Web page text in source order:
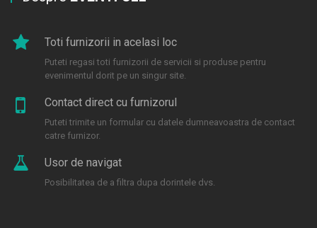
Toti furnizorii in acelasi loc
Puteti regasi toti furnizorii de servicii si produse pentru
evenimentul dorit pe un singur site.
Contact direct cu furnizorul
Puteti trimite un formular cu datele dumneavoastra de contact
catre furnizor.
Usor de navigat
Posibilitatea de a filtra dupa dorintele dvs.